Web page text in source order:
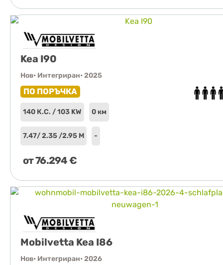
Kea I90
Нов• Интегриран• 2025
ПО ПОРЪЧКА
140 К.С. / 103 KW 0 км
7.47/ 2.35 /2.95 М -
от76.294€
Mobilvetta Kea I86
Нов• Интегриран• 2026